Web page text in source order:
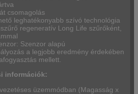
csomagolás
leghatékonyabb szívó technológia
regeneratív Long Life szűrőként,
Szenzor alapú
a legjobb eredmény érdekében
mellett.
információk:
üzemmódban (Magasság x